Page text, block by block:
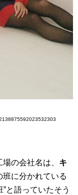
の会社名は、 キ
に分かれている
と語っていたそう